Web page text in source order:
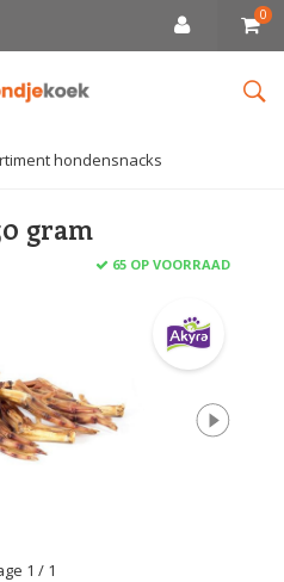
0
hondensnacks
gram
65 OP VOORRAAD
1 / 1